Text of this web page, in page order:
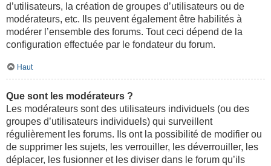
d’utilisateurs, la création de groupes d’utilisateurs ou de
modérateurs, etc. Ils peuvent également être habilités à
modérer l’ensemble des forums. Tout ceci dépend de la
configuration effectuée par le fondateur du forum.
Haut
Que sont les modérateurs ?
Les modérateurs sont des utilisateurs individuels (ou des
groupes d’utilisateurs individuels) qui surveillent
régulièrement les forums. Ils ont la possibilité de modifier ou
de supprimer les sujets, les verrouiller, les déverrouiller, les
déplacer, les fusionner et les diviser dans le forum qu’ils